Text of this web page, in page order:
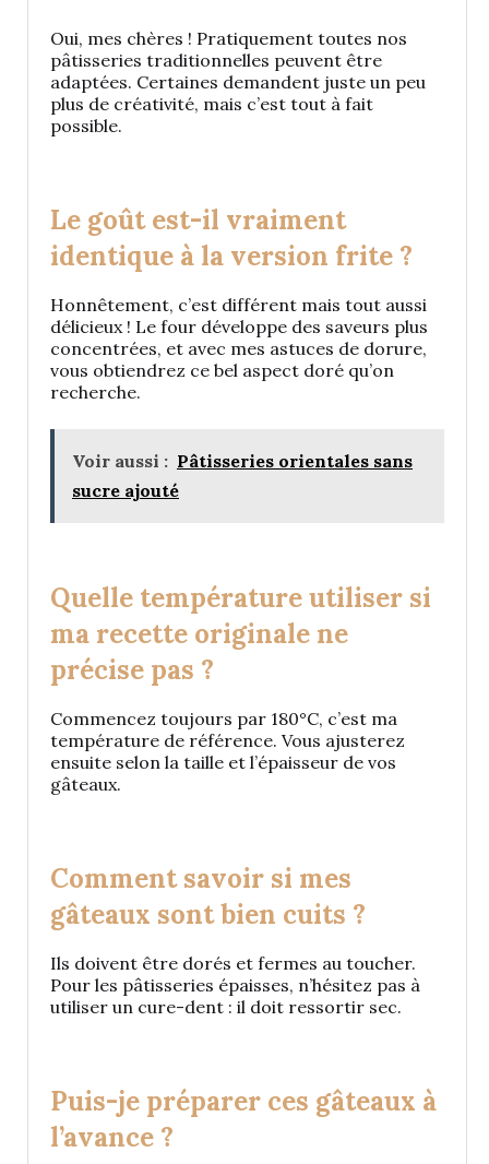
Oui, mes chères ! Pratiquement toutes nos
pâtisseries traditionnelles peuvent être
adaptées. Certaines demandent juste un peu
plus de créativité, mais c’est tout à fait
possible.
Le goût est-il vraiment
identique à la version frite ?
Honnêtement, c’est différent mais tout aussi
délicieux ! Le four développe des saveurs plus
concentrées, et avec mes astuces de dorure,
vous obtiendrez ce bel aspect doré qu’on
recherche.
Voir aussi : Pâtisseries orientales sans
sucre ajouté
Quelle température utiliser si
ma recette originale ne
précise pas ?
Commencez toujours par 180°C, c’est ma
température de référence. Vous ajusterez
ensuite selon la taille et l’épaisseur de vos
gâteaux.
Comment savoir si mes
gâteaux sont bien cuits ?
Ils doivent être dorés et fermes au toucher.
Pour les pâtisseries épaisses, n’hésitez pas à
utiliser un cure-dent : il doit ressortir sec.
Puis-je préparer ces gâteaux à
l’avance ?